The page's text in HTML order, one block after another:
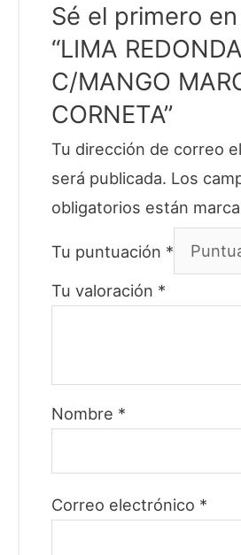
Sé el primero
“LIMA
C/MANGO
CORNETA”
Tu dirección de correo
será publicada. Los
obligatorios están
Tu puntuación *
Tu valoración *
Nombre *
Correo electrónico *